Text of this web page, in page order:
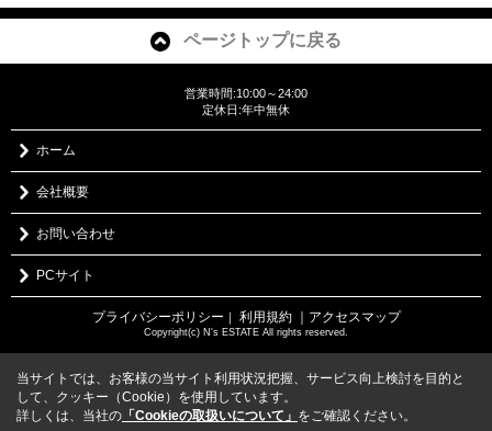
ページトップに戻る
営業時間:10:00～24:00
定休日:年中無休
ホーム
会社概要
お問い合わせ
PCサイト
プライバシーポリシー ｜ 利用規約 ｜アクセスマップ
Copyright(c) N's ESTATE All rights reserved.
当サイトでは、お客様の当サイト利用状況把握、サービス向上検討を目的と
して、クッキー（Cookie）を使用しています。
詳しくは、当社の 「Cookieの取扱いについて」 をご確認ください。